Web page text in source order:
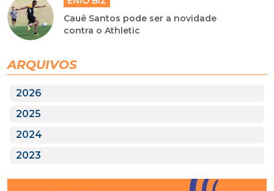
Cauê Santos pode ser a novidade
contra o Athletic
ARQUIVOS
2026
2025
2024
2023